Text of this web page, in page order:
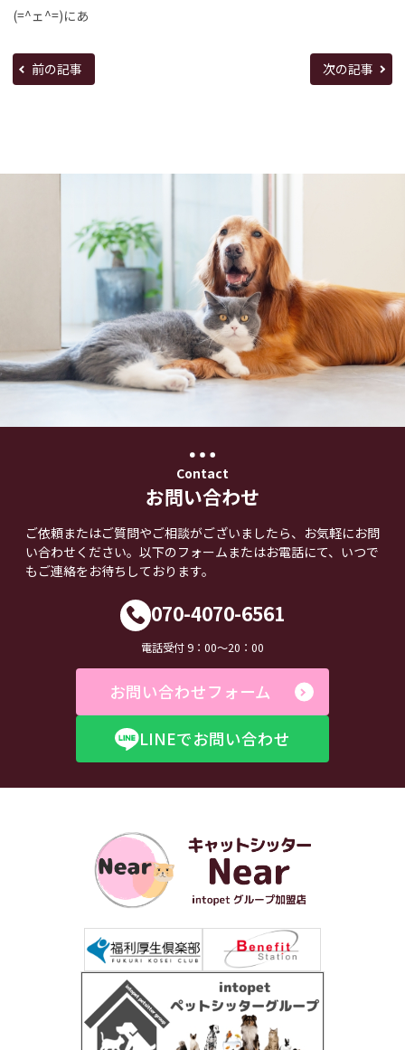
(=^ェ^=)にあ
前の記事 次の記事
Contact
お問い合わせ
ご依頼またはご質問やご相談がございましたら、お気軽にお問
い合わせください。以下のフォームまたはお電話にて、いつで
もご連絡をお待ちしております。
070-4070-6561
電話受付 9：00～20：00
お問い合わせフォーム
LINEでお問い合わせ